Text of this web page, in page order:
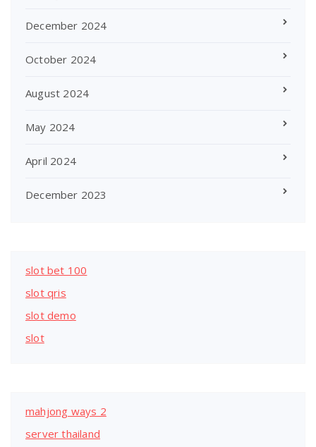
December 2024
October 2024
August 2024
May 2024
April 2024
December 2023
slot bet 100
slot qris
slot demo
slot
mahjong ways 2
server thailand